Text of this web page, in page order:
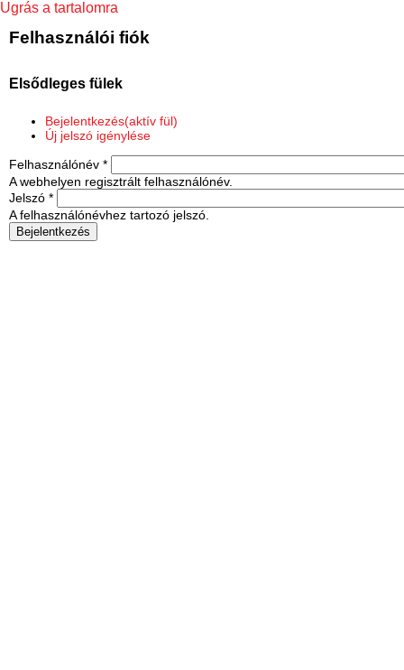
Ugrás a tartalomra
Felhasználói fiók
Elsődleges fülek
Bejelentkezés(aktív fül)
Új jelszó igénylése
Felhasználónév *
A webhelyen regisztrált felhasználónév.
Jelszó *
A felhasználónévhez tartozó jelszó.